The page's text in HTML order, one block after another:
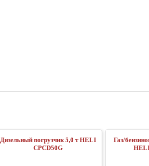
Дизельный погрузчик 5,0 т HELI
CPCD50G
Газ/